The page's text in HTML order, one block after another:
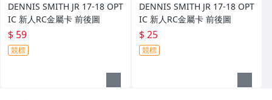
DENNIS SMITH JR 17-18 OPT
IC 新人RC金屬卡 前後圖
$ 59
競標
DENNIS SMITH JR 17-18 OPT
IC 新人RC金屬卡 前後圖
$ 25
競標